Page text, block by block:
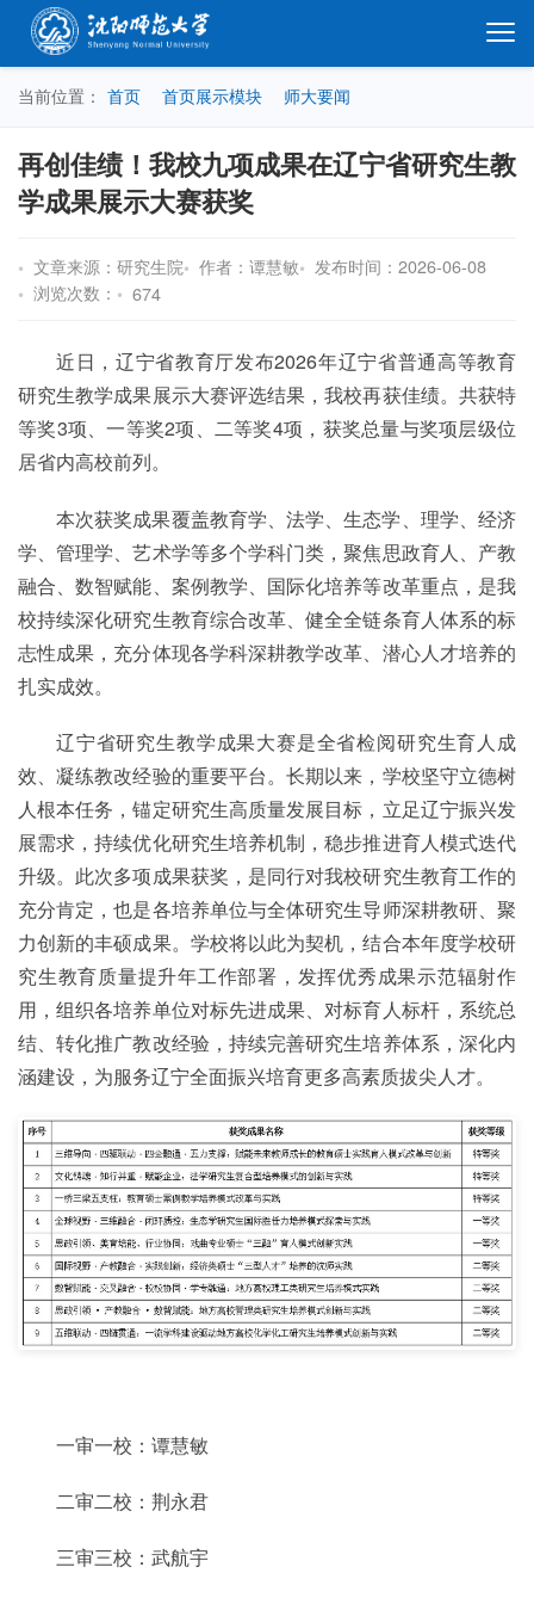
当前位置： 首页 首页展示模块 师大要闻
再创佳绩！我校九项成果在辽宁省研究生教
学成果展示大赛获奖
文章来源：研究生院 作者：谭慧敏
发布时间：2026-06-08
浏览次数：
674
近日，辽宁省教育厅发布2026年辽宁省普通高等教育
研究生教学成果展示大赛评选结果，我校再获佳绩。共获特
等奖3项、一等奖2项、二等奖4项，获奖总量与奖项层级位
居省内高校前列。
本次获奖成果覆盖教育学、法学、生态学、理学、经济
学、管理学、艺术学等多个学科门类，聚焦思政育人、产教
融合、数智赋能、案例教学、国际化培养等改革重点，是我
校持续深化研究生教育综合改革、健全全链条育人体系的标
志性成果，充分体现各学科深耕教学改革、潜心人才培养的
扎实成效。
辽宁省研究生教学成果大赛是全省检阅研究生育人成
效、凝练教改经验的重要平台。长期以来，学校坚守立德树
人根本任务，锚定研究生高质量发展目标，立足辽宁振兴发
展需求，持续优化研究生培养机制，稳步推进育人模式迭代
升级。此次多项成果获奖，是同行对我校研究生教育工作的
充分肯定，也是各培养单位与全体研究生导师深耕教研、聚
力创新的丰硕成果。学校将以此为契机，结合本年度学校研
究生教育质量提升年工作部署，发挥优秀成果示范辐射作
用，组织各培养单位对标先进成果、对标育人标杆，系统总
结、转化推广教改经验，持续完善研究生培养体系，深化内
涵建设，为服务辽宁全面振兴培育更多高素质拔尖人才。
一审一校：谭慧敏
二审二校：荆永君
三审三校：武航宇